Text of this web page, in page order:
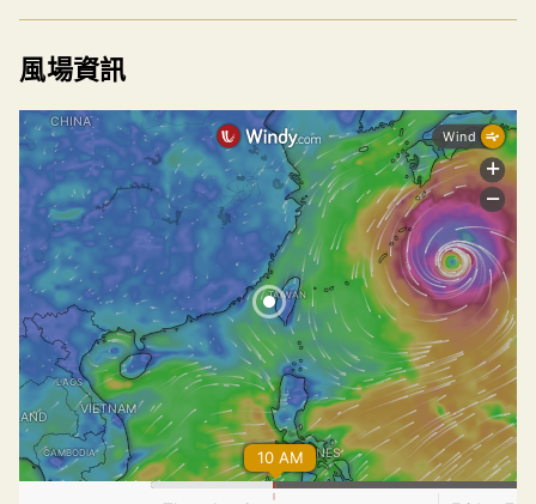
風場資訊